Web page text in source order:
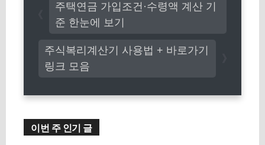
주식복리계산기 사용법 + 바로가기
링크 모음
주택연금 가입조건·수령액 계산 기
준 한눈에 보기
이번 주 인기 글